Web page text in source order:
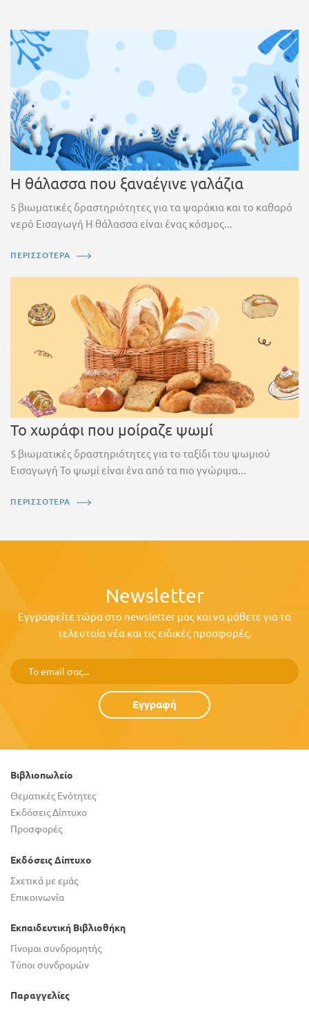
Η θάλασσα που ξαναέγινε γαλάζια
5 βιωματικές δραστηριότητες για τα ψαράκια και το καθαρό
νερό Εισαγωγή Η θάλασσα είναι ένας κόσμος...
ΠΕΡΙΣΣΟΤΕΡΑ
Το χωράφι που μοίραζε ψωμί
5 βιωματικές δραστηριότητες για το ταξίδι του ψωμιού
Εισαγωγή Το ψωμί είναι ένα από τα πιο γνώριμα...
ΠΕΡΙΣΣΟΤΕΡΑ
Newsletter
Εγγραφείτε τώρα στο newsletter μας και να μάθετε για τα
τελευταία νέα και τις ειδικές προσφορές.
Εγγραφή
Βιβλιοπωλείο
Θεματικές Ενότητες
Εκδόσεις Δίπτυχο
Προσφορές
Εκδόσεις Δίπτυχο
Σχετικά με εμάς
Επικοινωνία
Εκπαιδευτική Βιβλιοθήκη
Γίνομαι συνδρομητής
Τύποι συνδρομών
Παραγγελίες